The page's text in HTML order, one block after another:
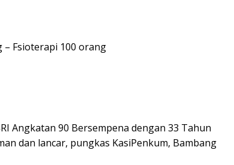
Fsioterapi 100 orang
Angkatan 90 Bersempena dengan 33 Tahun
dan lancar, pungkas KasiPenkum, Bambang